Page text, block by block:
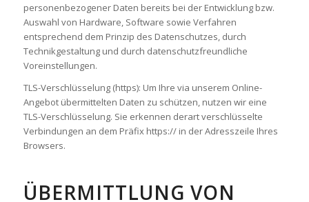
personenbezogener Daten bereits bei der Entwicklung bzw.
Auswahl von Hardware, Software sowie Verfahren
entsprechend dem Prinzip des Datenschutzes, durch
Technikgestaltung und durch datenschutzfreundliche
Voreinstellungen.
TLS-Verschlüsselung (https): Um Ihre via unserem Online-
Angebot übermittelten Daten zu schützen, nutzen wir eine
TLS-Verschlüsselung. Sie erkennen derart verschlüsselte
Verbindungen an dem Präfix https:// in der Adresszeile Ihres
Browsers.
ÜBERMITTLUNG VON